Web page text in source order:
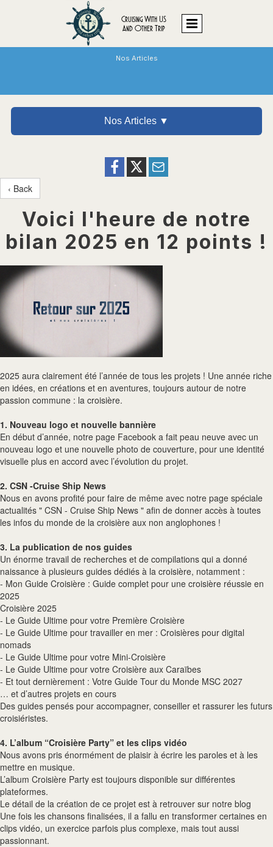
Cruising With US
And Other Trip
Nos Articles
Nos Articles ▼
‹ Back
Voici l'heure de notre
bilan 2025 en 12 points !
2025 aura clairement été l’année de tous les projets ! Une année riche
en idées, en créations et en aventures, toujours autour de notre
passion commune : la croisière.
1. Nouveau logo et nouvelle bannière
En début d’année, notre page Facebook a fait peau neuve avec un
nouveau logo et une nouvelle photo de couverture, pour une identité
visuelle plus en accord avec l’évolution du projet.
2. CSN -Cruise Ship News
Nous en avons profité pour faire de même avec notre page spéciale
actualités " CSN - Cruise Ship News " afin de donner accès à toutes
les infos du monde de la croisière aux non anglophones !
3. La publication de nos guides
Un énorme travail de recherches et de compilations qui a donné
naissance à plusieurs guides dédiés à la croisière, notamment :
- Mon Guide Croisière : Guide complet pour une croisière réussie en
2025
Croisière 2025
- Le Guide Ultime pour votre Première Croisière
- Le Guide Ultime pour travailler en mer : Croisières pour digital
nomads
- Le Guide Ultime pour votre Mini-Croisière
- Le Guide Ultime pour votre Croisière aux Caraïbes
- Et tout dernièrement : Votre Guide Tour du Monde MSC 2027
… et d’autres projets en cours
Des guides pensés pour accompagner, conseiller et rassurer les futurs
croisiéristes.
4. L’album “Croisière Party” et les clips vidéo
Nous avons pris énormément de plaisir à écrire les paroles et à les
mettre en musique.
L’album Croisière Party est toujours disponible sur différentes
plateformes.
Le détail de la création de ce projet est à retrouver sur notre blog
Une fois les chansons finalisées, il a fallu en transformer certaines en
clips vidéo, un exercice parfois plus complexe, mais tout aussi
passionnant.